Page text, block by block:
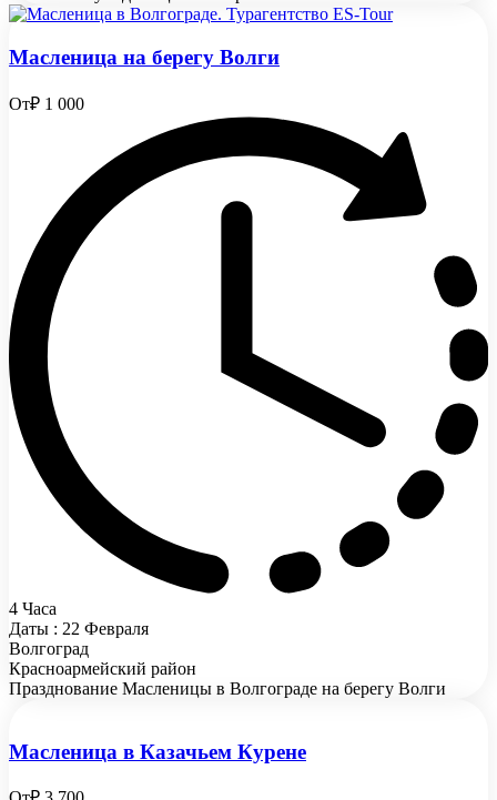
Масленица на берегу Волги
От₽ 1 000
4 Часа
Даты : 22 Февраля
Волгоград
Красноармейский район
Празднование Масленицы в Волгограде на берегу Волги
Масленица в Казачьем Курене